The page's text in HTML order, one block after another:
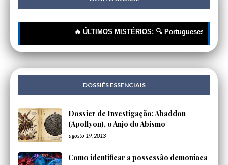
🔥 ÚLTIMOS MISTÉRIOS: 🔍 Portugueses: A
DOSSIÊS ESSENCIAIS
Dossier de Investigação: Abaddon
(Apollyon), o Anjo do Abismo
agosto 19, 2013
Como identificar a possessão demoníaca